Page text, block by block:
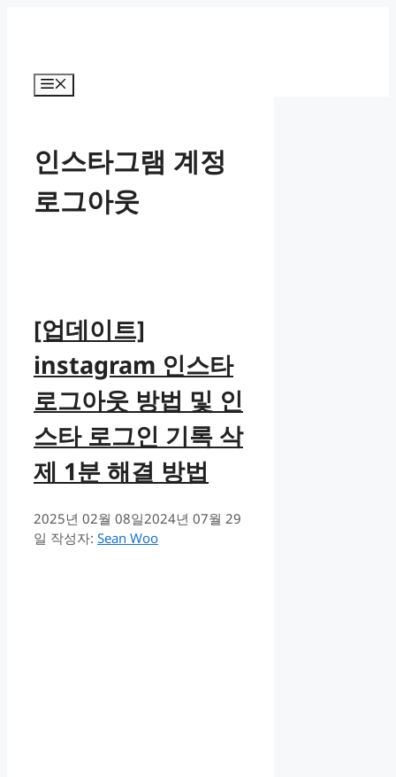
인스타그램 계정
로그아웃
[업데이트]
instagram 인스타
로그아웃 방법 및 인
스타 로그인 기록 삭
제 1분 해결 방법
2025년 02월 08일2024년 07월 29
일 작성자: Sean Woo